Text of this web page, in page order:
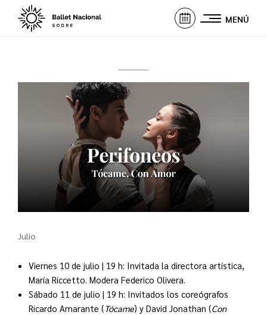
MENÚ
Julio
Viernes 10 de julio | 19 h: Invitada la directora artística,
María Riccetto. Modera Federico Olivera.
Sábado 11 de julio | 19 h: Invitados los coreógrafos
Ricardo Amarante (Tócame) y David Jonathan (Con